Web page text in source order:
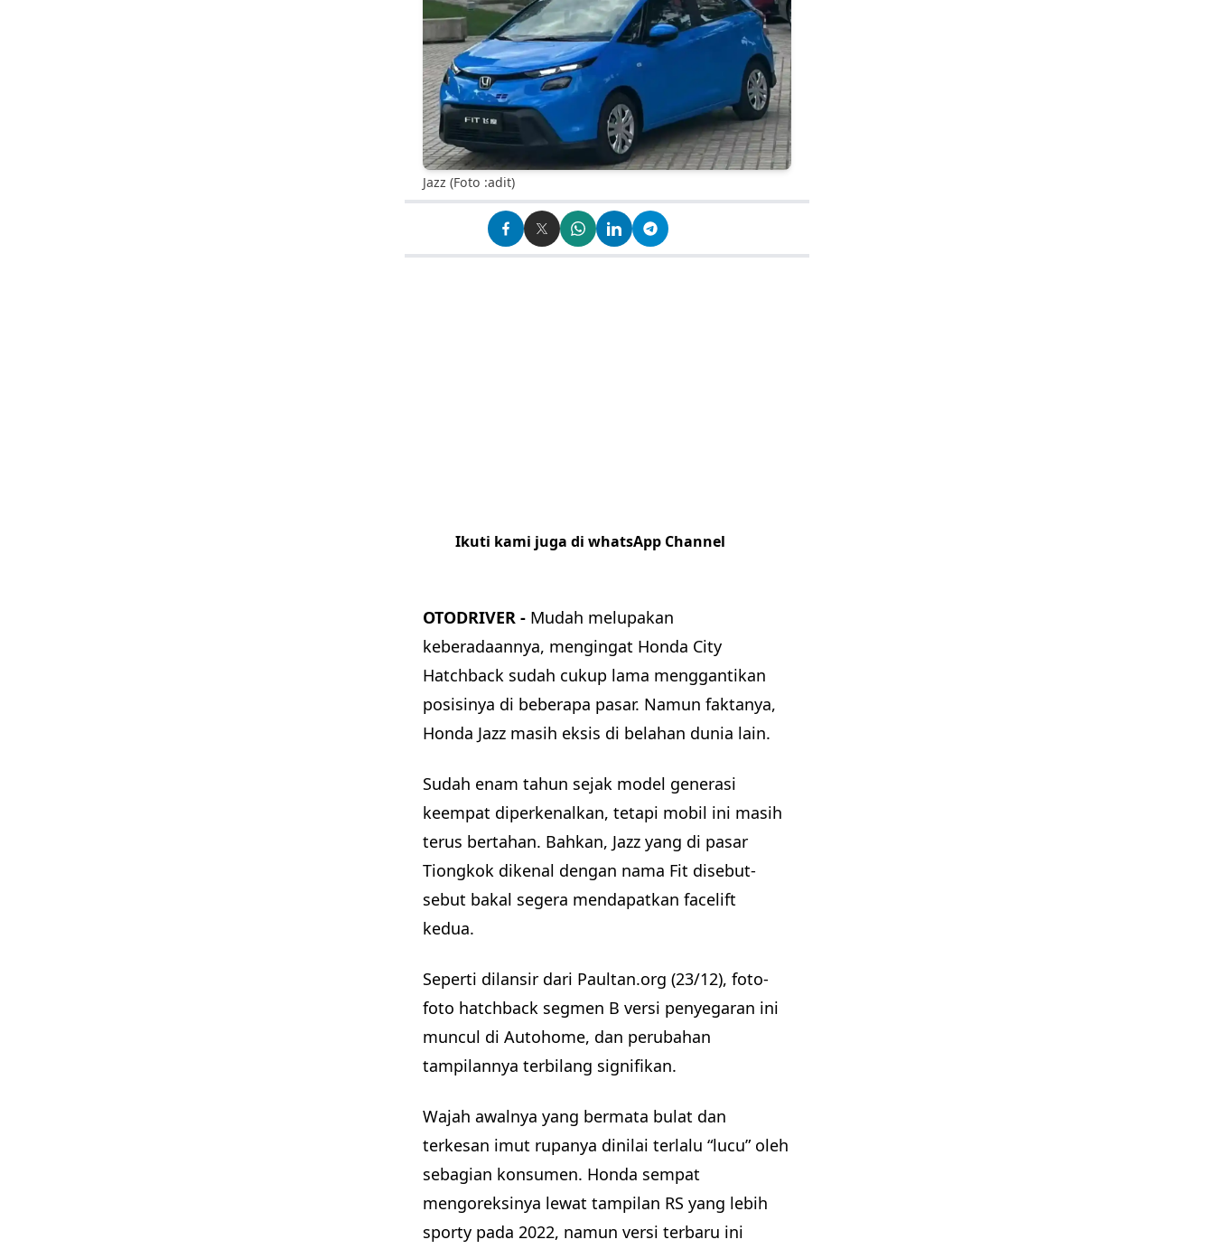
Jazz (Foto :adit)
Ikuti kami juga di whatsApp Channel
OTODRIVER - Mudah melupakan
keberadaannya, mengingat Honda City
Hatchback sudah cukup lama menggantikan
posisinya di beberapa pasar. Namun faktanya,
Honda Jazz masih eksis di belahan dunia lain.
Sudah enam tahun sejak model generasi
keempat diperkenalkan, tetapi mobil ini masih
terus bertahan. Bahkan, Jazz yang di pasar
Tiongkok dikenal dengan nama Fit disebut-
sebut bakal segera mendapatkan facelift
kedua.
Seperti dilansir dari Paultan.org (23/12), foto-
foto hatchback segmen B versi penyegaran ini
muncul di Autohome, dan perubahan
tampilannya terbilang signifikan.
Wajah awalnya yang bermata bulat dan
terkesan imut rupanya dinilai terlalu “lucu” oleh
sebagian konsumen. Honda sempat
mengoreksinya lewat tampilan RS yang lebih
sporty pada 2022, namun versi terbaru ini